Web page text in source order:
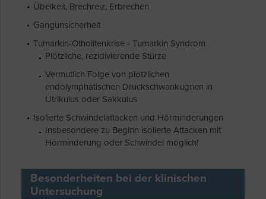
Übelkeit, Brechreiz, Erbrechen
Gangunsicherheit
Tumarkin-Otholitenkrise - Tumarkin Syndrom
Plötzliche, rezidivierende Stürze
Vermutlich Folge von plötzlichen
endolymphatischen Druckschwankugnen in
Utrikulus oder Sakkulus
Isolierte Schwindelattacken und Hörminderungen
Insbesondere zu Beginn isolierte Attacken mit
Hörminderung oder Schwindel möglich!
Besonderheiten bei der klinischen
Untersuchung